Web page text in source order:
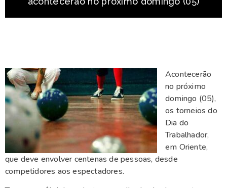
Acontecerão
no próximo
domingo (05),
os torneios do
Dia do
Trabalhador,
em Oriente,
que deve envolver centenas de pessoas, desde
competidores aos espectadores.